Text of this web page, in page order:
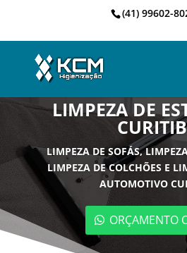
(41) 99602-
LIMPEZA DE
LIMPEZA DE SOFÁS,
LIMPEZA DE COLCHÕES E
AUTOMOTIVO
ORÇAMENTO